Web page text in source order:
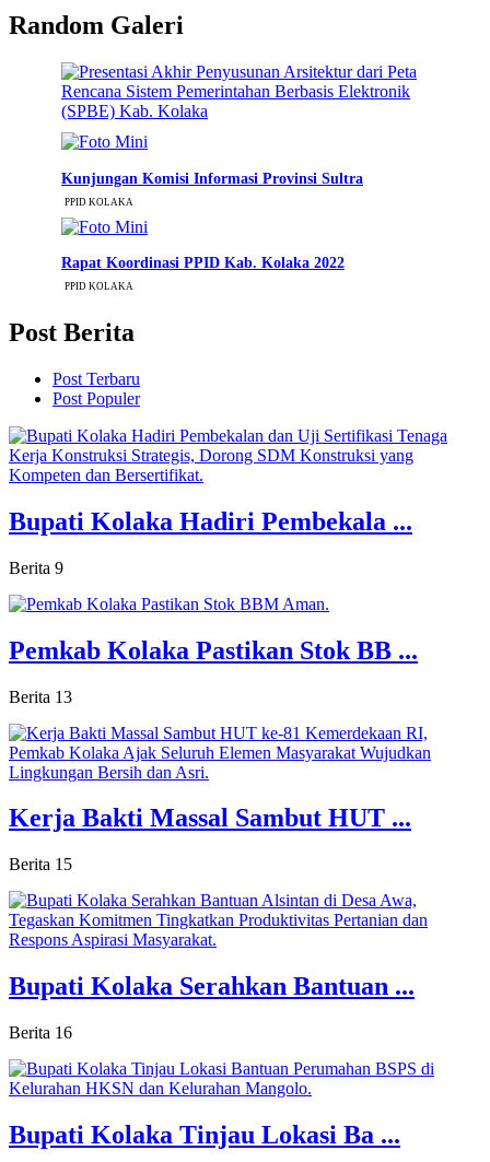
Random Galeri
Kunjungan Komisi Informasi Provinsi Sultra
PPID KOLAKA
Rapat Koordinasi PPID Kab. Kolaka 2022
PPID KOLAKA
Post Berita
Post Terbaru
Post Populer
Bupati Kolaka Hadiri Pembekala ...
Berita 9
Pemkab Kolaka Pastikan Stok BB ...
Berita 13
Kerja Bakti Massal Sambut HUT ...
Berita 15
Bupati Kolaka Serahkan Bantuan ...
Berita 16
Bupati Kolaka Tinjau Lokasi Ba ...